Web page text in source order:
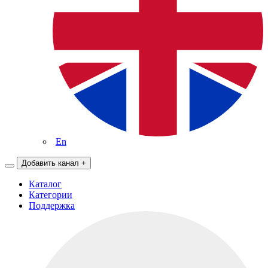
En
Добавить канал +
Каталог
Категории
Поддержка